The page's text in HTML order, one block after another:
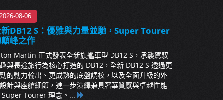
08-06
DB12 S：優雅與力量並馳，Super Tourer
峰之作
Martin 正式發表全新旗艦車型 DB12 S，承襲駕馭
與長途旅行為核心打造的 DB12，全新 DB12 S 透過更
的動力輸出、更成熟的底盤調校，以及全面升級的外
計與座艙細節，進一步演繹兼具奢華質感與卓越性能
Super Tourer 理念。...